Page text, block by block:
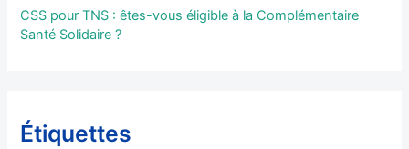
CSS pour TNS : êtes-vous éligible à la Complémentaire
Santé Solidaire ?
Étiquettes